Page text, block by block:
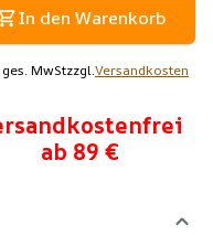
In den Warenkorb
MwStzzgl.Versandkosten
ab 89 €